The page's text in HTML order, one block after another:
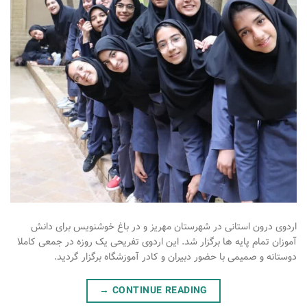
اردوی درون استانی در شهرستان مهریز و در باغ خوشنویس برای دانش
آموزان تمام پایه ها برگزار شد. این اردوی تفریحی یک روزه در جمعی کاملا
دوستانه و صمیمی با حضور دبیران و کادر آموزشگاه برگزار گردید.
CONTINUE READING
→